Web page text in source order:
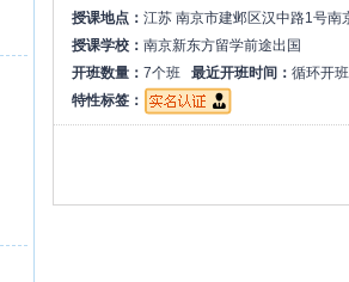
授课地点： 江苏 南京市建邺区汉中路1号南
授课学校： 南京新东方留学前途出国
开班数量： 7个班 最近开班时间： 循环开班
特性标签：